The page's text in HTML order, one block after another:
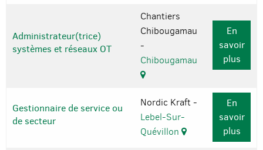
Administrateur(trice)
systèmes et réseaux OT
Chantiers
Chibougamau
-
Chibougamau
En
savoir
plus
Gestionnaire de service ou
de secteur
Nordic Kraft -
Lebel-Sur-
Quévillon
En
savoir
plus